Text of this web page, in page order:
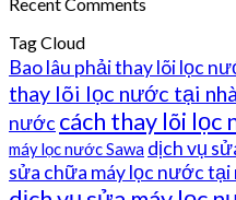
Tag Cloud
Bao lâu phải thay lõi lọc
thay lõi lọc nước tại nhà
nước cách thay lõi lọc
máy lọc nước Sawa dịch vụ
sửa chữa máy lọc nước tại